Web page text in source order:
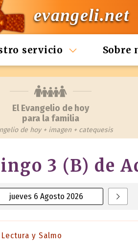
evangeli.net
servicio Sobre
El Evangelio de hoy
para la familia
de hoy + imagen + catequesis
jueves 6 Agosto 2026
3 (B) de
Lectura y Salmo